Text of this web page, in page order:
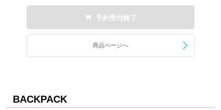
予約受付終了
商品ページへ
BACKPACK